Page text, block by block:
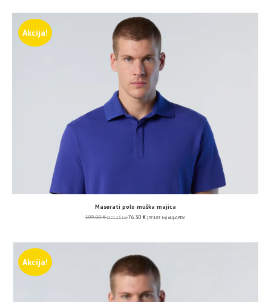
Akcija!
Maserati polo muška majica
109.00€ (821.26 kn) 76.30 € (574.88 kn) uključ. PDV
Akcija!